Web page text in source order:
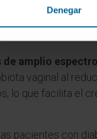
Denegar
amplio espectro
vaginal al
lo que facilita el
pacientes con